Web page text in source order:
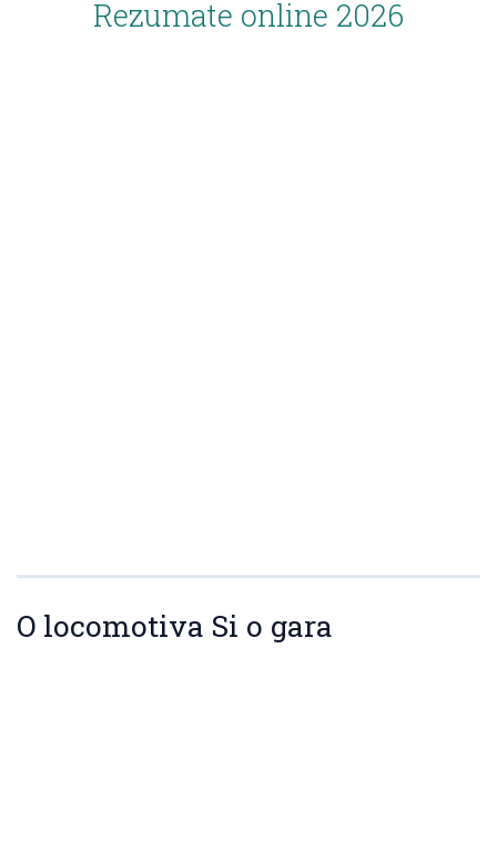
Rezumate online 2026
O locomotiva Si o gara